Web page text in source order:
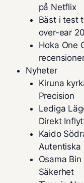
på Netflix
Bäst i test
over-ear
Hoka One
Nyheter
Kiruna
Precision
Lediga
Direkt
Kaido
Autentiska
Osama
Säkerhet